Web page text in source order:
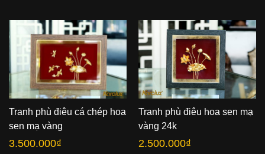
30.000.000₫
Tranh phù điêu cá chép hoa
sen mạ vàng
3.500.000₫
Tranh phù điêu hoa sen mạ
vàng 24k
2.500.000₫